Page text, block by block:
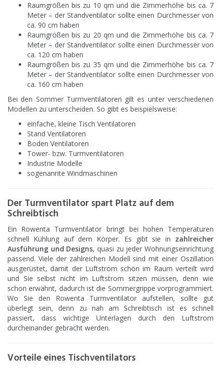
Raumgrößen bis zu 10 qm und die Zimmerhöhe bis ca. 7
Meter – der Standventilator sollte einen Durchmesser von
ca. 90 cm haben
Raumgrößen bis zu 20 qm und die Zimmerhöhe bis ca. 7
Meter – der Standventilator sollte einen Durchmesser von
ca. 120 cm haben
Raumgrößen bis zu 35 qm und die Zimmerhöhe bis ca. 7
Meter – der Standventilator sollte einen Durchmesser von
ca. 160 cm haben
Bei den Sommer Turmventilatoren gilt es unter verschiedenen
Modellen zu unterscheiden. So gibt es beispielsweise:
einfache, kleine Tisch Ventilatoren
Stand Ventilatoren
Boden Ventilatoren
Tower- bzw. Turmventilatoren
Industrie Modelle
sogenannte Windmaschinen
Der Turmventilator spart Platz auf dem
Schreibtisch
Ein Rowenta Turmventilator bringt bei hohen Temperaturen
schnell Kühlung auf dem Körper. Es gibt sie in zahlreicher
Ausführung und Designs, quasi zu jeder Wohnungseinrichtung
passend. Viele der zahlreichen Modell sind mit einer Oszillation
ausgerüstet, damit der Luftstrom schön im Raum verteilt wird
und Sie selbst nicht im Luftstrom sitzen müssen, denn wie
schon erwähnt, dadurch ist die Sommergrippe vorprogrammiert.
Wo Sie den Rowenta Turmventilator aufstellen, sollte gut
überlegt sein, denn zu nah am Schreibtisch ist es schnell
passiert, dass wichtige Unterlagen durch den Luftstrom
durcheinander gebracht werden.
Vorteile eines Tischventilators